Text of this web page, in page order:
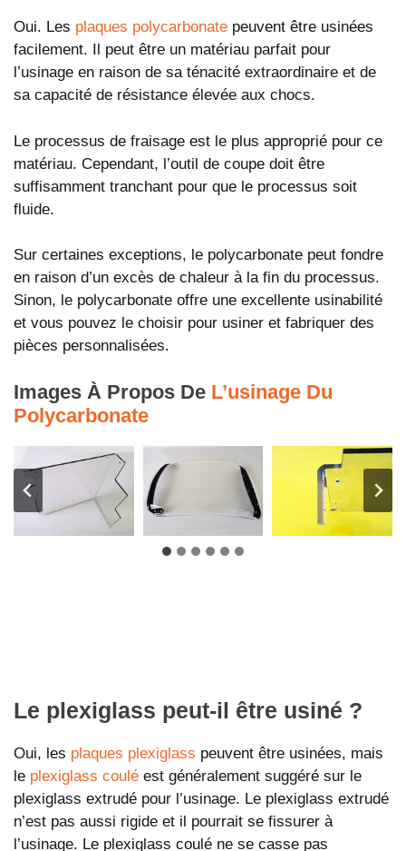
Oui. Les plaques polycarbonate peuvent être usinées
facilement. Il peut être un matériau parfait pour
l’usinage en raison de sa ténacité extraordinaire et de
sa capacité de résistance élevée aux chocs.
Le processus de fraisage est le plus approprié pour ce
matériau. Cependant, l’outil de coupe doit être
suffisamment tranchant pour que le processus soit
fluide.
Sur certaines exceptions, le polycarbonate peut fondre
en raison d’un excès de chaleur à la fin du processus.
Sinon, le polycarbonate offre une excellente usinabilité
et vous pouvez le choisir pour usiner et fabriquer des
pièces personnalisées.
Images À Propos De L’usinage Du
Polycarbonate
Le plexiglass peut-il être usiné ?
Oui, les plaques plexiglass peuvent être usinées, mais
le plexiglass coulé est généralement suggéré sur le
plexiglass extrudé pour l’usinage. Le plexiglass extrudé
n’est pas aussi rigide et il pourrait se fissurer à
l’usinage. Le plexiglass coulé ne se casse pas